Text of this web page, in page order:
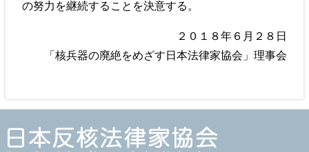
の努力を継続することを決意する。
２０１８年６月２８日
「核兵器の廃絶をめざす日本法律家協会」理事会